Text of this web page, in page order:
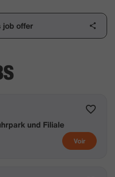
job offer
Voir
und Filiale